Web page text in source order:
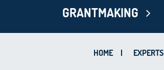
GRANTMAKING
HOME | EXPERTS